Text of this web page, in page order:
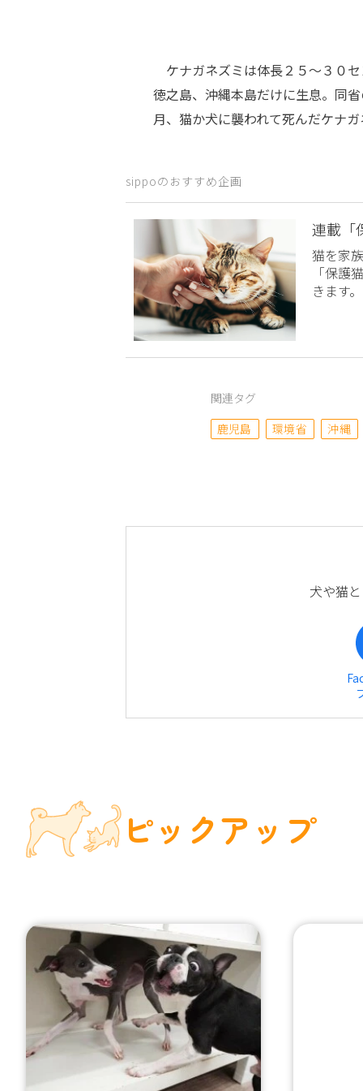
ケナガネズミは体長２５～３０
徳之島、沖縄本島だけに生息。同
月、猫か犬に襲われて死んだケナ
sippoのおすすめ企画
連載「
猫を家
「保護
きます。
関連タグ
鹿児島
環境省 沖縄
犬や猫
ピックアップ